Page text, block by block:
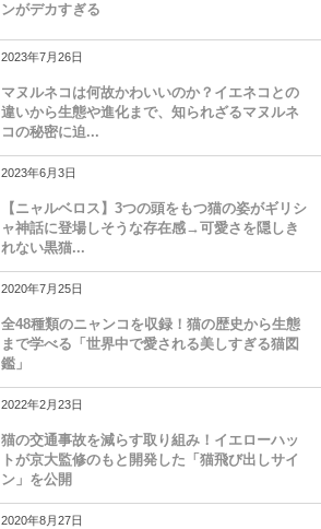
ンがデカすぎる
2023年7月26日
マヌルネコは何故かわいいのか？イエネコとの
違いから生態や進化まで、知られざるマヌルネ
コの秘密に迫...
2023年6月3日
【ニャルベロス】3つの頭をもつ猫の姿がギリシ
ャ神話に登場しそうな存在感→可愛さを隠しき
れない黒猫...
2020年7月25日
全48種類のニャンコを収録！猫の歴史から生態
まで学べる「世界中で愛される美しすぎる猫図
鑑」
2022年2月23日
猫の交通事故を減らす取り組み！イエローハッ
トが京大監修のもと開発した「猫飛び出しサイ
ン」を公開
2020年8月27日